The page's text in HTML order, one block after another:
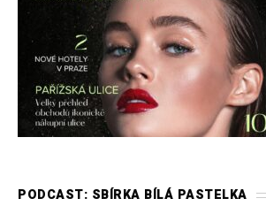
PODCAST: SBÍRKA BÍLÁ PASTELKA